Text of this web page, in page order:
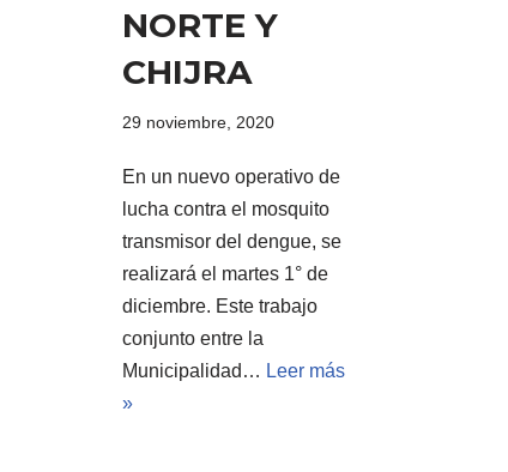
NORTE Y
CHIJRA
29 noviembre, 2020
En un nuevo operativo de
lucha contra el mosquito
transmisor del dengue, se
realizará el martes 1° de
diciembre. Este trabajo
conjunto entre la
Municipalidad… Leer más
»